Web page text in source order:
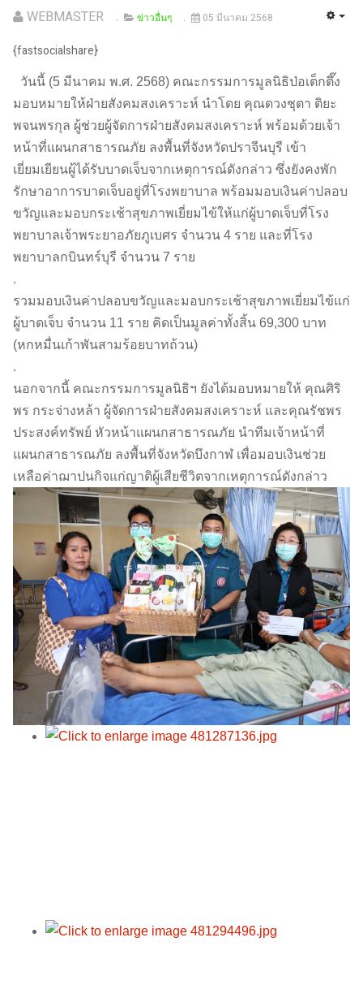
WEBMASTER ข่าวอื่นๆ 05 มีนาคม 2568
{fastsocialshare}
วันนี้ (5 มีนาคม พ.ศ. 2568) คณะกรรมการมูลนิธิป่อเต็กตึ๊ง
มอบหมายให้ฝ่ายสังคมสงเคราะห์ นำโดย คุณดวงชุตา ติยะ
พจนพรกุล ผู้ช่วยผู้จัดการฝ่ายสังคมสงเคราะห์ พร้อมด้วยเจ้า
หน้าที่แผนกสาธารณภัย ลงพื้นที่จังหวัดปราจีนบุรี เข้า
เยี่ยมเยียนผู้ได้รับบาดเจ็บจากเหตุการณ์ดังกล่าว ซึ่งยังคงพัก
รักษาอาการบาดเจ็บอยู่ที่โรงพยาบาล พร้อมมอบเงินค่าปลอบ
ขวัญและมอบกระเช้าสุขภาพเยี่ยมไข้ให้แก่ผู้บาดเจ็บที่โรง
พยาบาลเจ้าพระยาอภัยภูเบศร จำนวน 4 ราย และที่โรง
พยาบาลกบินทร์บุรี จำนวน 7 ราย
.
รวมมอบเงินค่าปลอบขวัญและมอบกระเช้าสุขภาพเยี่ยมไข้แก่
ผู้บาดเจ็บ จำนวน 11 ราย คิดเป็นมูลค่าทั้งสิ้น 69,300 บาท
(หกหมื่นเก้าพันสามร้อยบาทถ้วน)
.
นอกจากนี้ คณะกรรมการมูลนิธิฯ ยังได้มอบหมายให้ คุณศิริ
พร กระจ่างหล้า ผู้จัดการฝ่ายสังคมสงเคราะห์ และคุณรัชพร
ประสงค์ทรัพย์ หัวหน้าแผนกสาธารณภัย นำทีมเจ้าหน้าที่
แผนกสาธารณภัย ลงพื้นที่จังหวัดบึงกาฬ เพื่อมอบเงินช่วย
เหลือค่าฌาปนกิจแก่ญาติผู้เสียชีวิตจากเหตุการณ์ดังกล่าว